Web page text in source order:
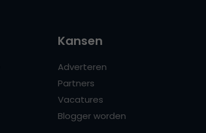
Kansen
Adverteren
Partners
Vacatures
Blogger worden